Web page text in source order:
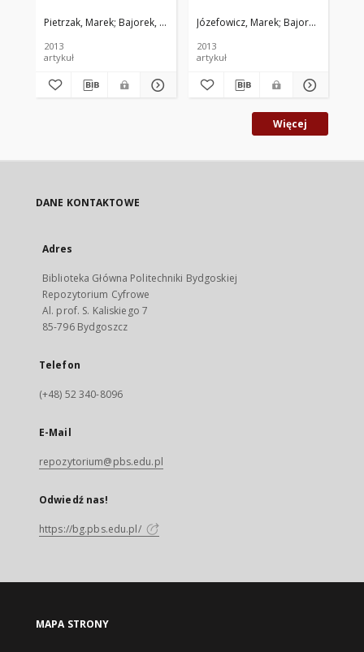
electrochemical
investigation
Pietrzak, Marek Bajorek, Agnieszka
2013
artykuł
properties of ethyl 5-
(4-aminophenyl)- and 5-
dimethylaminophenyl)-3-
amino-2,4-
Józefowicz, Marek Bajorek,
2013
artykuł
Więcej
DANE KONTAKTOWE
Adres
Biblioteka Główna Politechniki Bydgoskiej
Repozytorium Cyfrowe
Al. prof. S. Kaliskiego 7
85-796 Bydgoszcz
Telefon
(+48) 52 340-8096
E-Mail
repozytorium@pbs.edu.pl
Odwiedź nas!
https://bg.pbs.edu.pl/
MAPA STRONY